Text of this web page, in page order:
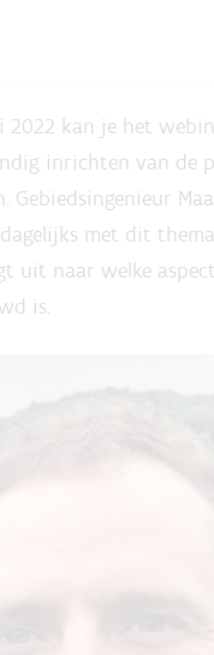
2022 kan je het
inrichten van de
Gebiedsingenieur
met dit
uit naar welke
is.